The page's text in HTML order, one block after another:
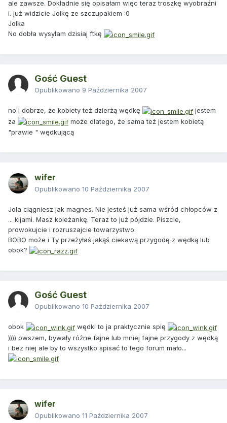
ale zawsze. Dokładnie się opisałam więc teraz troszkę wyobraźni
i. już widzicie Jolkę ze szczupakiem :0
Jolka
No dobła wysyłam dzisiaj ftkę
Gość Guest
Opublikowano 9 Października 2007
no i dobrze, że kobiety też dzierżą wędkę
jestem
za
może dlatego, że sama też jestem kobietą
"prawie " wędkującą
wifer
Opublikowano 10 Października 2007
Jola ciągniesz jak magnes. Nie jesteś już sama wśród chłopców z
... kijami. Masz koleżankę. Teraz to już pójdzie. Piszcie,
prowokujcie i rozruszajcie towarzystwo.
BOBO może i Ty przeżyłaś jakąś ciekawą przygodę z wędką lub
obok?
Gość Guest
Opublikowano 10 Października 2007
obok
wędki to ja praktycznie spię
)))) owszem, bywały różne fajne lub mniej fajne przygody z wędką
i bez niej ale by to wszystko spisać to tego forum mało...
wifer
Opublikowano 11 Października 2007